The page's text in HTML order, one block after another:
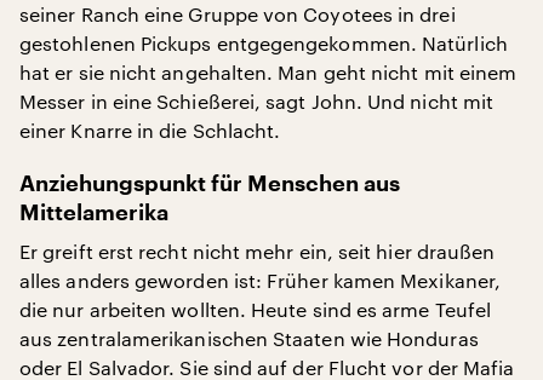
seiner Ranch eine Gruppe von Coyotees in drei
gestohlenen Pickups entgegengekommen. Natürlich
hat er sie nicht angehalten. Man geht nicht mit einem
Messer in eine Schießerei, sagt John. Und nicht mit
einer Knarre in die Schlacht.
Anziehungspunkt für Menschen aus
Mittelamerika
Er greift erst recht nicht mehr ein, seit hier draußen
alles anders geworden ist: Früher kamen Mexikaner,
die nur arbeiten wollten. Heute sind es arme Teufel
aus zentralamerikanischen Staaten wie Honduras
oder El Salvador. Sie sind auf der Flucht vor der Mafia